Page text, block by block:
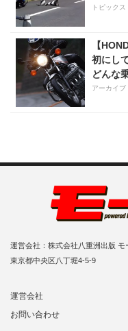
トピックス
【
初にし
どんな
アーカイブ
運営会社：株式会社八重洲出版 モ
東京都中央区八丁堀4-5-9
運営会社
お問い合わせ